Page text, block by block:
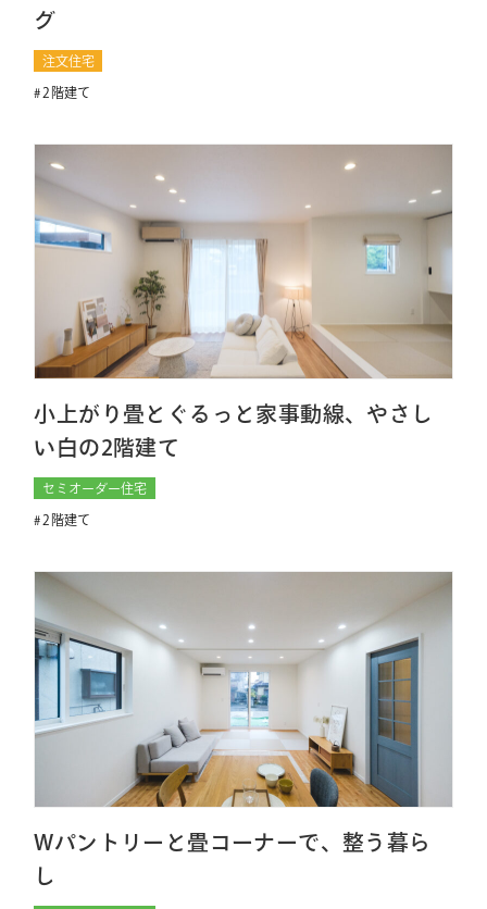
グ
注文住宅
2階建て
小上がり畳とぐるっと家事動線、やさし
い白の2階建て
セミオーダー住宅
2階建て
Wパントリーと畳コーナーで、整う暮ら
し